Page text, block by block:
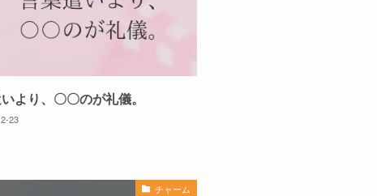
より、〇〇のが礼儀。
23
チャーム